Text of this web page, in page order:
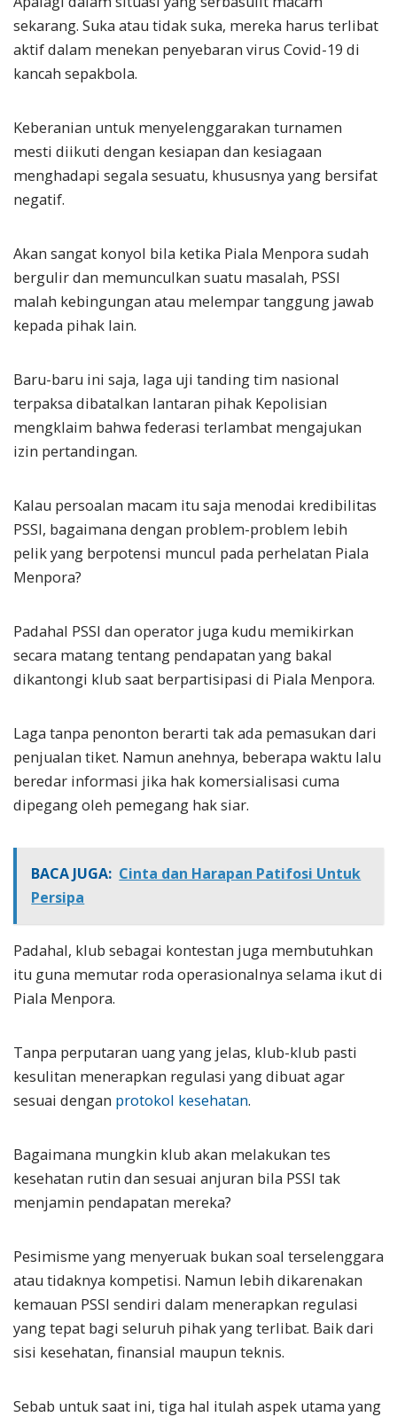
sekarang. Suka atau tidak suka, mereka harus terlibat
aktif dalam menekan penyebaran virus Covid-19 di
kancah sepakbola.
Keberanian untuk menyelenggarakan turnamen
mesti diikuti dengan kesiapan dan kesiagaan
menghadapi segala sesuatu, khususnya yang bersifat
negatif.
Akan sangat konyol bila ketika Piala Menpora sudah
bergulir dan memunculkan suatu masalah, PSSI
malah kebingungan atau melempar tanggung jawab
kepada pihak lain.
Baru-baru ini saja, laga uji tanding tim nasional
terpaksa dibatalkan lantaran pihak Kepolisian
mengklaim bahwa federasi terlambat mengajukan
izin pertandingan.
Kalau persoalan macam itu saja menodai kredibilitas
PSSI, bagaimana dengan problem-problem lebih
pelik yang berpotensi muncul pada perhelatan Piala
Menpora?
Padahal PSSI dan operator juga kudu memikirkan
secara matang tentang pendapatan yang bakal
dikantongi klub saat berpartisipasi di Piala Menpora.
Laga tanpa penonton berarti tak ada pemasukan dari
penjualan tiket. Namun anehnya, beberapa waktu lalu
beredar informasi jika hak komersialisasi cuma
dipegang oleh pemegang hak siar.
BACA JUGA: Cinta dan Harapan Patifosi Untuk
Persipa
Padahal, klub sebagai kontestan juga membutuhkan
itu guna memutar roda operasionalnya selama ikut di
Piala Menpora.
Tanpa perputaran uang yang jelas, klub-klub pasti
kesulitan menerapkan regulasi yang dibuat agar
sesuai dengan protokol kesehatan.
Bagaimana mungkin klub akan melakukan tes
kesehatan rutin dan sesuai anjuran bila PSSI tak
menjamin pendapatan mereka?
Pesimisme yang menyeruak bukan soal terselenggara
atau tidaknya kompetisi. Namun lebih dikarenakan
kemauan PSSI sendiri dalam menerapkan regulasi
yang tepat bagi seluruh pihak yang terlibat. Baik dari
sisi kesehatan, finansial maupun teknis.
Sebab untuk saat ini, tiga hal itulah aspek utama yang